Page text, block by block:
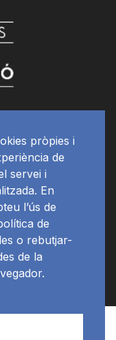
pròpies i
de
servei i
En
l’ús de
de
o rebutjar-
de la